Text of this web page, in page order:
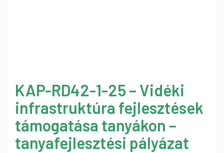
KAP-RD42-1-25 – Vidéki
infrastruktúra fejlesztések
támogatása tanyákon –
tanyafejlesztési pályázat